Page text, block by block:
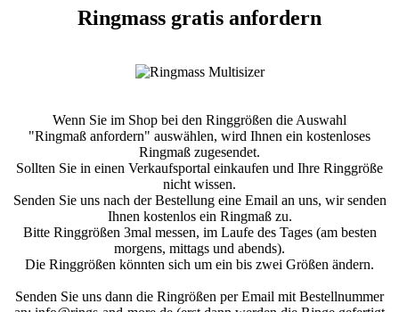
Ringmass gratis anfordern
Wenn Sie im Shop bei den Ringgrößen die Auswahl
"Ringmaß anfordern" auswählen, wird Ihnen ein kostenloses
Ringmaß zugesendet.
Sollten Sie in einen Verkaufsportal einkaufen und Ihre Ringgröße
nicht wissen.
Senden Sie uns nach der Bestellung eine Email an uns, wir senden
Ihnen kostenlos ein Ringmaß zu.
Bitte Ringgrößen 3mal messen, im Laufe des Tages (am besten
morgens, mittags und abends).
Die Ringgrößen könnten sich um ein bis zwei Größen ändern.
Senden Sie uns dann die Ringrößen per Email mit Bestellnummer